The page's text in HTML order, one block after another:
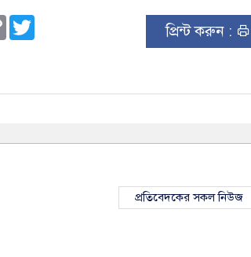
Copy
Link প্রিন্ট করুন :
প্রতিবেদকের সকল নিউজ